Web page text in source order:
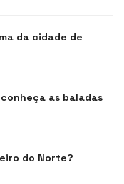
da cidade de
as baladas
do Norte?